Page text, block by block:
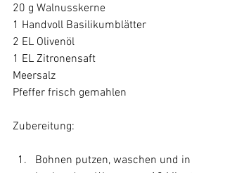
20 g Walnusskerne
1 Handvoll Basilikumblätter
2 EL Olivenöl
1 EL Zitronensaft
Meersalz
Pfeffer frisch gemahlen
Bohnen putzen, waschen und in